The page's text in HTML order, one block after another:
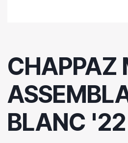
CHAPPAZ
BLANC '22